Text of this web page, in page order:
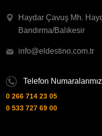
Haydar Çavuş Mh.
Bandırma/Balıkesir
info@eldestino.com.tr
Telefon Numaralarımız
0 266 714 23 05
0 533 727 69 00